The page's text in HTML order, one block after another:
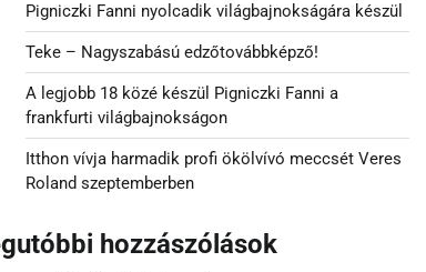
Pigniczki Fanni nyolcadik világbajnokságára készül
Teke – Nagyszabású edzőtovábbképző!
A legjobb 18 közé készül Pigniczki Fanni a
frankfurti világbajnokságon
Itthon vívja harmadik profi ökölvívó meccsét Veres
Roland szeptemberben
hozzászólások